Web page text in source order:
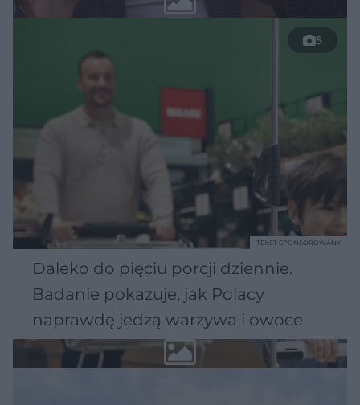
5
Daleko do pięciu porcji dziennie.
Badanie pokazuje, jak Polacy
naprawdę jedzą warzywa i owoce
TEKST SPONSOROWANY